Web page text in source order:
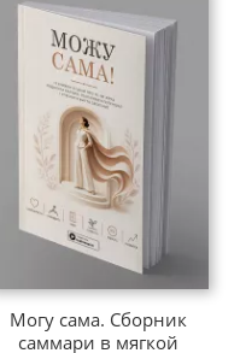
Могу сама. Сборник
саммари в мягкой